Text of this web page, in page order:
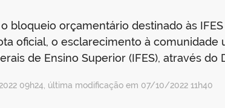
bloqueio orçamentário destinado às
oficial, o esclarecimento à
de Ensino Superior (IFES), através
09h24, última modificação em 07/10/2022 11h40